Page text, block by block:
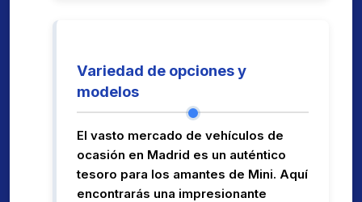
Variedad de opciones y
modelos
El vasto mercado de vehículos de
ocasión en Madrid es un auténtico
tesoro para los amantes de Mini. Aquí
encontrarás una impresionante